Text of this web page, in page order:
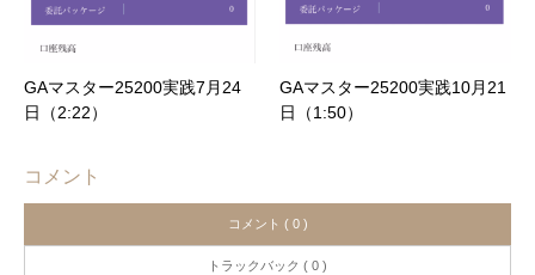
GAマスター25200実践7月24
日（2:22）
GAマスター25200実践10月21
日（1:50）
コメント
コメント ( 0 )
トラックバック ( 0 )